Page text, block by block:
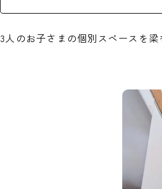
3人のお子さまの個別スペースを